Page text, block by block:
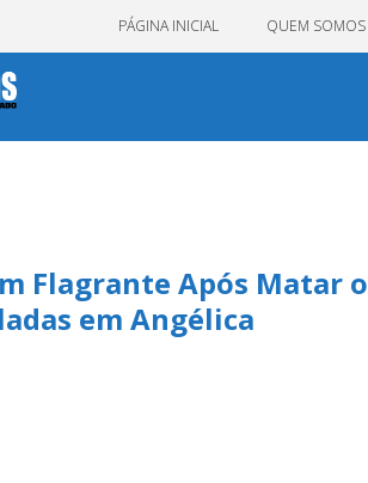
PÁGINA INICIAL QUEM SOMOS
Flagrante Após Matar o
em Angélica